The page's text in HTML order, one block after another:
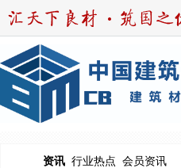
资讯 行业热点 会员资讯